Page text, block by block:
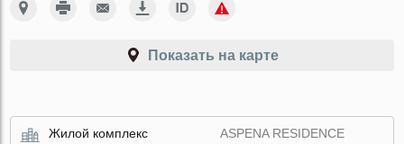
Показать на карте
Жилой комплекс
ASPENA RESIDENCE